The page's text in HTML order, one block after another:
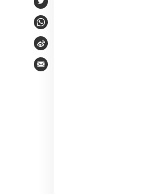
Twitter
WhatsApp
Weibo
Email